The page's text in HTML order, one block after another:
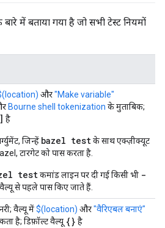
में बताया गया है जो सभी टेस्ट नियमों
और"Make variable"
Bourne shell tokenization के मुताबिक;
है
जिन्हें bazel testके साथ एक्ज़ीक्यूट
टारगेट को पास करता है.
testकमांड लाइन पर दी गई किसी भी -
वैल्यू से पहले पास किए जाते हैं.
वैल्यू में$(location) और"वैरिएबल बनाएं"
है; डिफ़ॉल्ट वैल्यू {} है